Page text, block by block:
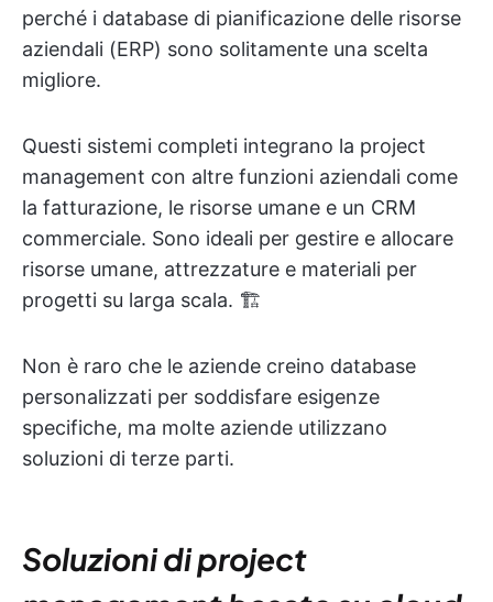
perché i database di pianificazione delle risorse
aziendali (ERP) sono solitamente una scelta
migliore.
Questi sistemi completi integrano la project
management con altre funzioni aziendali come
la fatturazione, le risorse umane e un CRM
commerciale. Sono ideali per gestire e allocare
risorse umane, attrezzature e materiali per
progetti su larga scala. 🏗️
Non è raro che le aziende creino database
personalizzati per soddisfare esigenze
specifiche, ma molte aziende utilizzano
soluzioni di terze parti.
Soluzioni di project